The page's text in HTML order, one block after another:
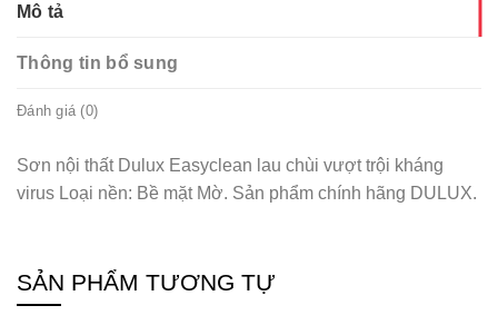
Mô tả
Thông tin bổ sung
Đánh giá (0)
Sơn nội thất Dulux Easyclean lau chùi vượt trội kháng
virus Loại nền: Bề mặt Mờ. Sản phẩm chính hãng DULUX.
SẢN PHẨM TƯƠNG TỰ